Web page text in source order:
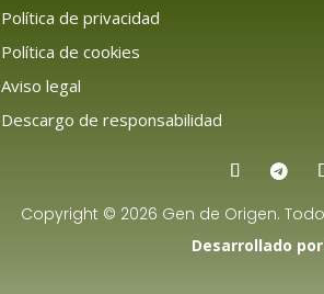
Política de privacidad
Política de cookies
Aviso legal
Descargo de responsabilidad
Copyright © 2026 Gen de Origen.
Desarrollado por